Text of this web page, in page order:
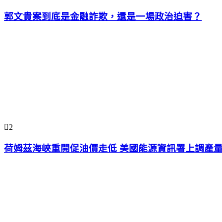
郭文貴案到底是金融詐欺，還是一場政治迫害？
2
荷姆茲海峽重開促油價走低 美國能源資訊署上調產